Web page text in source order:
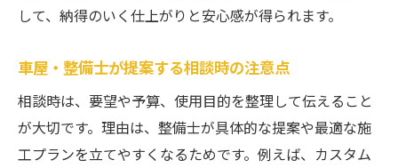
して、納得のいく仕上がりと安心感が得られます。
車屋・整備士が提案する相談時の注意点
相談時は、要望や予算、使用目的を整理して伝えること
が大切です。理由は、整備士が具体的な提案や最適な施
工プランを立てやすくなるためです。例えば、カスタム